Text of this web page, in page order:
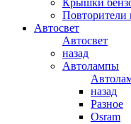
Крышки
Повторители
Автосвет
Автосвет
назад
Автолампы
назад
Разное
Osram